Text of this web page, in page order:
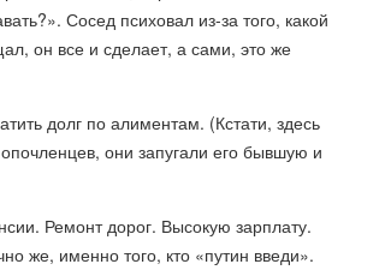
Сосед психовал из-за того, какой
он все и сделает, а сами, это же
долг по алиментам. (Кстати, здесь
они запугали его бывшую и
Ремонт дорог. Высокую зарплату.
же, именно того, кто «путин введи».